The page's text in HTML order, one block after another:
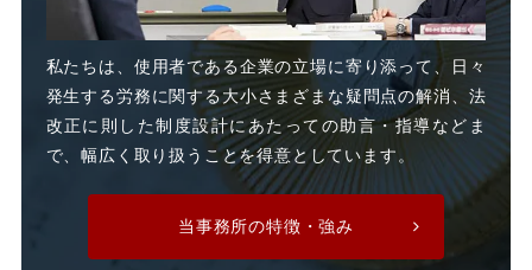
時間外割増手当
時間外割増賃金
時間外手当
私たちは、使用者である企業の立場に寄り添って、日々
発生する労務に関する大小さまざまな疑問点の解消、法
改正に則した制度設計にあたっての助言・指導などま
で、幅広く取り扱うことを得意としています。
当事務所の特徴・強み